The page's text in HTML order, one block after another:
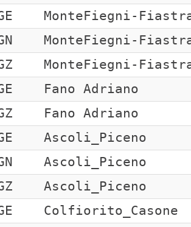
MonteFiegni-
MonteFiegni-
MonteFiegni-
Fano Adriano
Fano Adriano
Ascoli_Piceno
Ascoli_Piceno
Ascoli_Piceno
Colfiorito_Casone